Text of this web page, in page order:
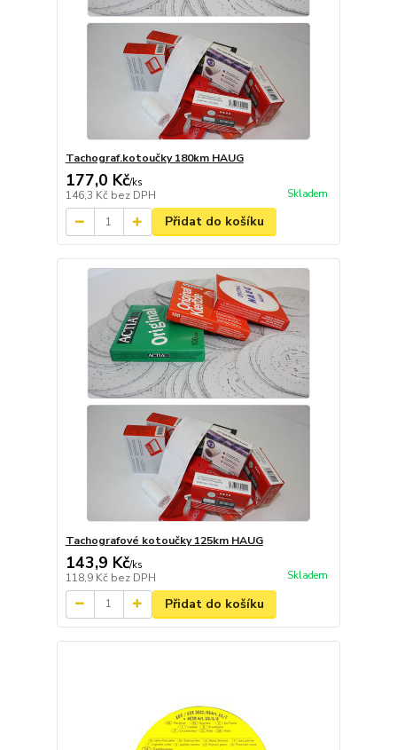
Tachograf.kotoučky 180km HAUG
177,0 Kč/ks
146,3 Kč bez DPH Skladem
Přidat do košíku
Tachografové kotoučky 125km HAUG
143,9 Kč/ks
118,9 Kč bez DPH Skladem
Přidat do košíku